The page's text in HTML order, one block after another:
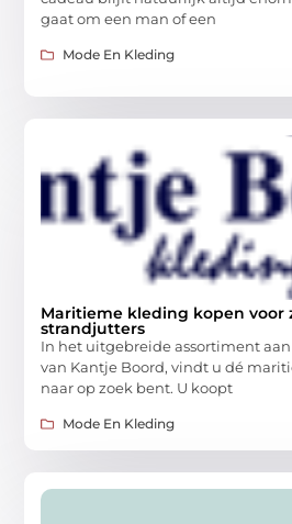
gaat om een man of een
Mode En Kleding
Maritieme kleding kopen voor
strandjutters
In het uitgebreide assortiment
van Kantje Boord, vindt u dé
naar op zoek bent. U koopt
Mode En Kleding